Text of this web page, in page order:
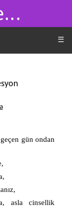
☰
geçen gün ondan
asla cinsellik